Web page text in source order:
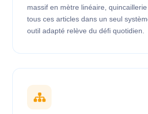
massif en mètre linéaire,
tous ces articles dans un seul
outil adapté relève du défi quotidien.